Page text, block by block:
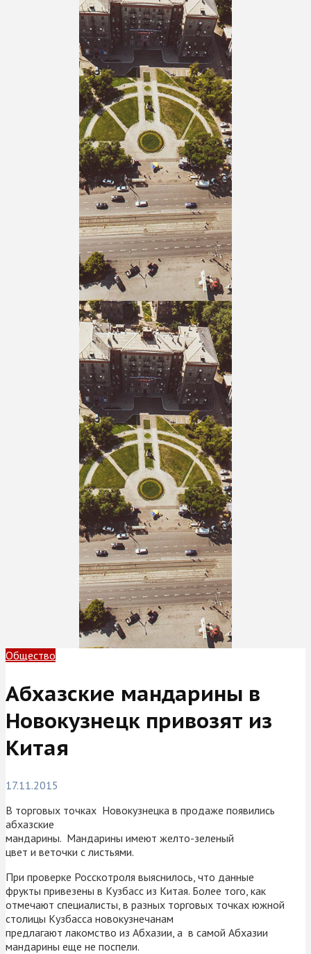
Общество
Абхазские мандарины в
Новокузнецк привозят из
Китая
17.11.2015
В торговых точках Новокузнецка в продаже появились
абхазские
мандарины. Мандарины имеют желто-зеленый
цвет и веточки с листьями.
При проверке Росскотроля выяснилось, что данные
фрукты привезены в Кузбасс из Китая. Более того, как
отмечают специалисты, в разных торговых точках южной
столицы Кузбасса новокузнечанам
предлагают лакомство из Абхазии, а в самой Абхазии
мандарины еще не поспели.